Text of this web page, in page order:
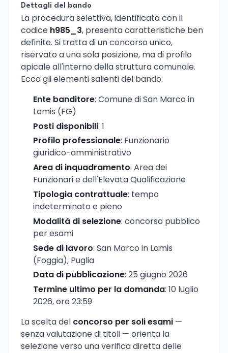
Dettagli del bando
La procedura selettiva, identificata con il
codice h985_3, presenta caratteristiche ben
definite. Si tratta di un concorso unico,
riservato a una sola posizione, ma di profilo
apicale all'interno della struttura comunale.
Ecco gli elementi salienti del bando:
Ente banditore: Comune di San Marco in
Lamis (FG)
Posti disponibili: 1
Profilo professionale: Funzionario
giuridico-amministrativo
Area di inquadramento: Area dei
Funzionari e dell'Elevata Qualificazione
Tipologia contrattuale: tempo
indeterminato e pieno
Modalità di selezione: concorso pubblico
per esami
Sede di lavoro: San Marco in Lamis
(Foggia), Puglia
Data di pubblicazione: 25 giugno 2026
Termine ultimo per la domanda: 10 luglio
2026, ore 23:59
La scelta del concorso per soli esami —
senza valutazione di titoli — orienta la
selezione verso una verifica diretta delle